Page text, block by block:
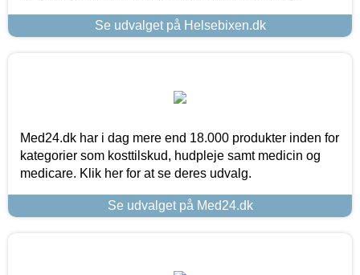
Se udvalget på Helsebixen.dk
Med24.dk har i dag mere end 18.000 produkter inden for
kategorier som kosttilskud, hudpleje samt medicin og
medicare. Klik her for at se deres udvalg.
Se udvalget på Med24.dk